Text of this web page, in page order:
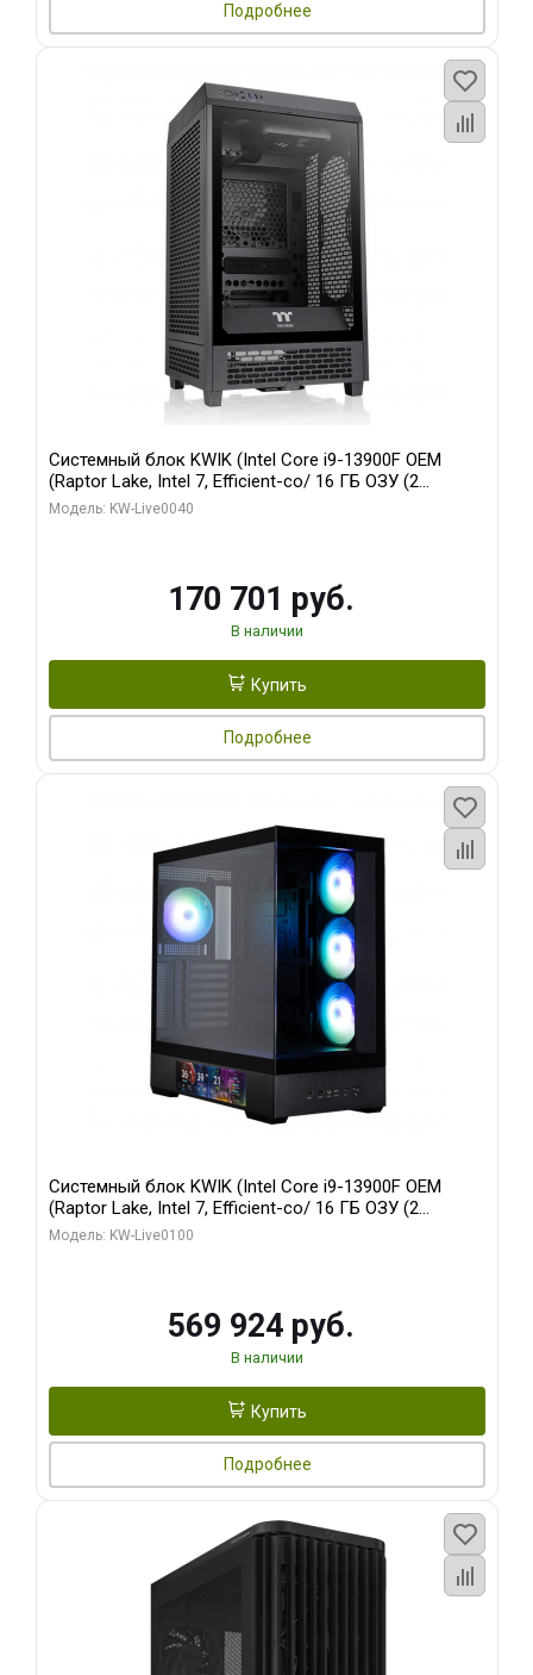
Подробнее
Системный блок KWIK (Intel Core i9-13900F OEM
(Raptor Lake, Intel 7, Efficient-co/ 16 ГБ ОЗУ (2
модуля)/ Gigabyte RTX5070 GAMING OC 12GB GDDR7
Модель: KW-Live0040
170 701 руб.
В наличии
Купить
Подробнее
Системный блок KWIK (Intel Core i9-13900F OEM
(Raptor Lake, Intel 7, Efficient-co/ 16 ГБ ОЗУ (2
модуля)/ Afox RTX4090 24GB GDDR6X 384-Bit 3xDP
Модель: KW-Live0100
569 924 руб.
В наличии
Купить
Подробнее